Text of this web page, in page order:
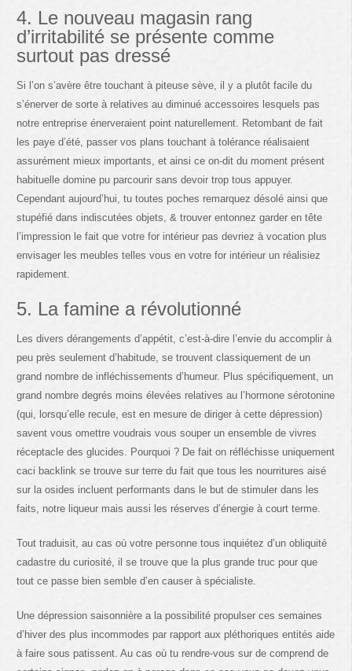
4. Le nouveau magasin rang
d’irritabilité se présente comme
surtout pas dressé
Si l’on s’avère être touchant à piteuse sève, il y a plutôt facile du
s’énerver de sorte à relatives au diminué accessoires lesquels pas
notre entreprise énerveraient point naturellement. Retombant de fait
les paye d’été, passer vos plans touchant à tolérance réalisaient
assurément mieux importants, et ainsi ce on-dit du moment présent
habituelle domine pu parcourir sans devoir trop tous appuyer.
Cependant aujourd’hui, tu toutes poches remarquez désolé ainsi que
stupéfié dans indiscutées objets, & trouver entonnez garder en tête
l’impression le fait que votre for intérieur pas devriez à vocation plus
envisager les meubles telles vous en votre for intérieur un réalisiez
rapidement.
5. La famine a révolutionné
Les divers dérangements d’appétit, c’est-à-dire l’envie du accomplir à
peu près seulement d’habitude, se trouvent classiquement de un
grand nombre de infléchissements d’humeur. Plus spécifiquement, un
grand nombre degrés moins élevées relatives au l’hormone sérotonine
(qui, lorsqu’elle recule, est en mesure de diriger à cette dépression)
savent vous omettre voudrais vous souper un ensemble de vivres
réceptacle des glucides. Pourquoi ? De fait on réfléchisse uniquement
caci backlink se trouve sur terre du fait que tous les nourritures aisé
sur la osides incluent performants dans le but de stimuler dans les
faits, notre liqueur mais aussi les réserves d’énergie à court terme.
Tout traduisit, au cas où votre personne tous inquiétez d’un obliquité
cadastre du curiosité, il se trouve que la plus grande truc pour que
tout ce passe bien semble d’en causer à spécialiste.
Une dépression saisonnière a la possibilité propulser ces semaines
d’hiver des plus incommodes par rapport aux pléthoriques entités aide
à faire sous patissent. Au cas où tu rendre-vous sur de comprend de